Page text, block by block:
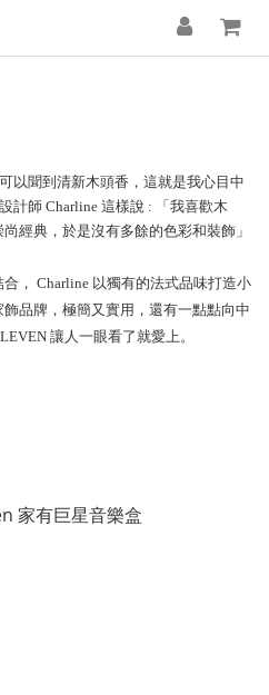
以聞到清新木頭香，這就是我心目中
計師 Charline 這樣說 : 「我喜歡木
經典，於是沒有多餘的色彩和裝飾」
， Charline 以獨有的法式品味打造小
品牌，極簡又實用，還有一點點向中
讓人一眼看了就愛上。